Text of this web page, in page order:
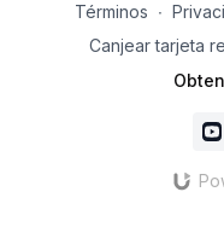
Términos ∙
Canjear tarjeta